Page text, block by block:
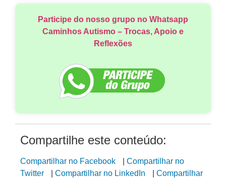
Participe do nosso grupo no Whatsapp
Caminhos Autismo – Trocas, Apoio e
Reflexões
Compartilhe este conteúdo:
Compartilhar no Facebook
Compartilhar no
Twitter
Compartilhar no LinkedIn
Compartilhar